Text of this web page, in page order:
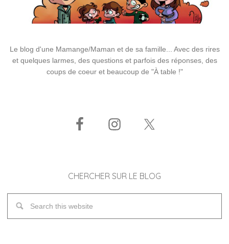
Le blog d'une Mamange/Maman et de sa famille... Avec des rires
et quelques larmes, des questions et parfois des réponses, des
coups de coeur et beaucoup de "À table !"
CHERCHER SUR LE BLOG